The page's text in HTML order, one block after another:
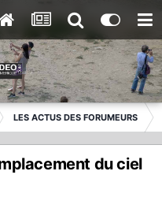
LES ACTUS DES FORUMEURS
du ciel